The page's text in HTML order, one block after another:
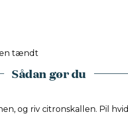
tændt
Sådan gør du
og riv citronskallen. Pil